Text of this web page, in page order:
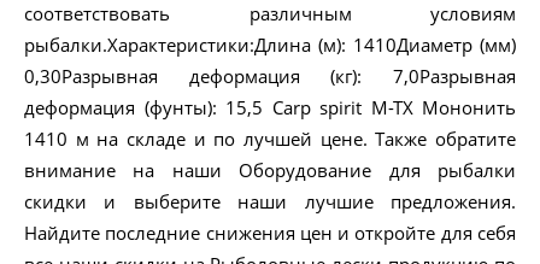
соответствовать различным условиям
рыбалки.Характеристики:Длина (м): 1410Диаметр (мм)
0,30Разрывная деформация (кг): 7,0Разрывная
деформация (фунты): 15,5 Carp spirit M-TX Мононить
1410 м на складе и по лучшей цене. Также обратите
внимание на наши Оборудование для рыбалки
скидки и выберите наши лучшие предложения.
Найдите последние снижения цен и откройте для себя